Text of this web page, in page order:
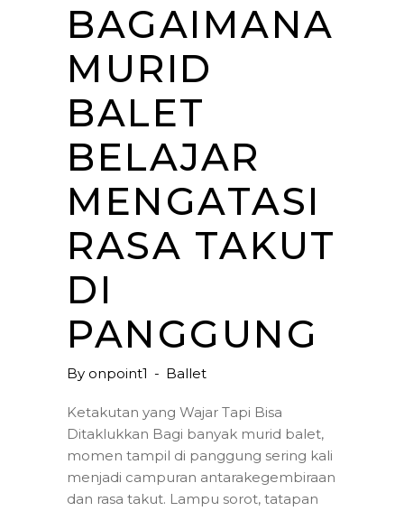
BAGAIMANA
MURID
BALET
BELAJAR
MENGATASI
RASA TAKUT
DI
PANGGUNG
By onpoint1 Ballet
Ketakutan yang Wajar Tapi Bisa
Ditaklukkan Bagi banyak murid balet,
momen tampil di panggung sering kali
menjadi campuran antarakegembiraan
dan rasa takut. Lampu sorot, tatapan